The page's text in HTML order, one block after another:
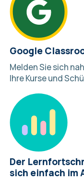
Google
Melden Sie sich
Ihre Kurse und
Der
sich einfach im